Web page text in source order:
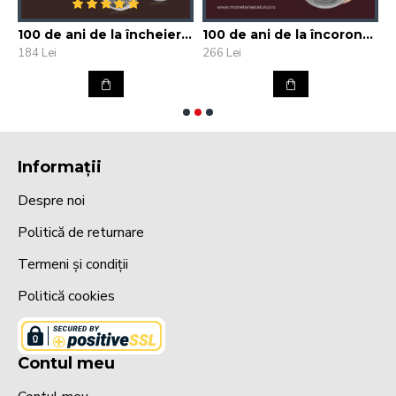
100 de ani de la încheierea Primului Război Mondial și 90 de ani de la inaugurarea Crucii Comemorative a eroilor din Primul Război Mondial
184 Lei
100 de ani de la încoronarea suveranilor României Mari
266 Lei
Informații
Despre noi
Politică de returnare
Termeni și condiții
Politică cookies
Contul meu